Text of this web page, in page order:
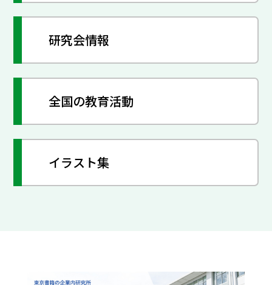
研究会情報
全国の教育活動
イラスト集